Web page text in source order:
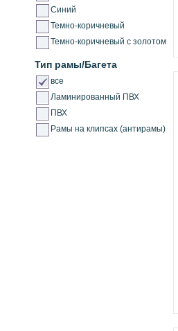
Синий
Темно-коричневый
Темно-коричневый с золотом
Тип рамы/Багета
все
Ламинированный ПВХ
ПВХ
Рамы на клипсах (антирамы)